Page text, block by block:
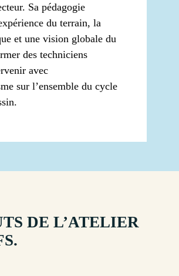
Sa pédagogie
du terrain, la
et une vision globale du
des techniciens
avec
sur l’ensemble du cycle
DE L’ATELIER